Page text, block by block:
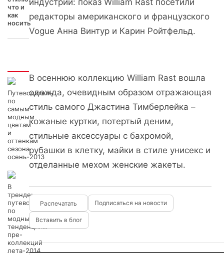
что и
как
носить
Путеводитель
по
самым
модным
цветам
и
оттенкам
сезона
осень-2013
В
тренде:
путеводитель
по
модным
тенденциям
пре-
коллекций
лета-2014
индустрии: показ William Rast посетили
редакторы американского и французского
Vogue Анна Винтур и Карин Ройтфельд.
В осеннюю коллекцию William Rast вошла
одежда, очевидным образом отражающая
стиль самого Джастина Тимберлейка –
кожаные куртки, потертый деним,
стильные аксессуары с бахромой,
рубашки в клетку, майки в стиле унисекс и
отделанные мехом женские жакеты.
Подписаться на новости
Вставить в блог